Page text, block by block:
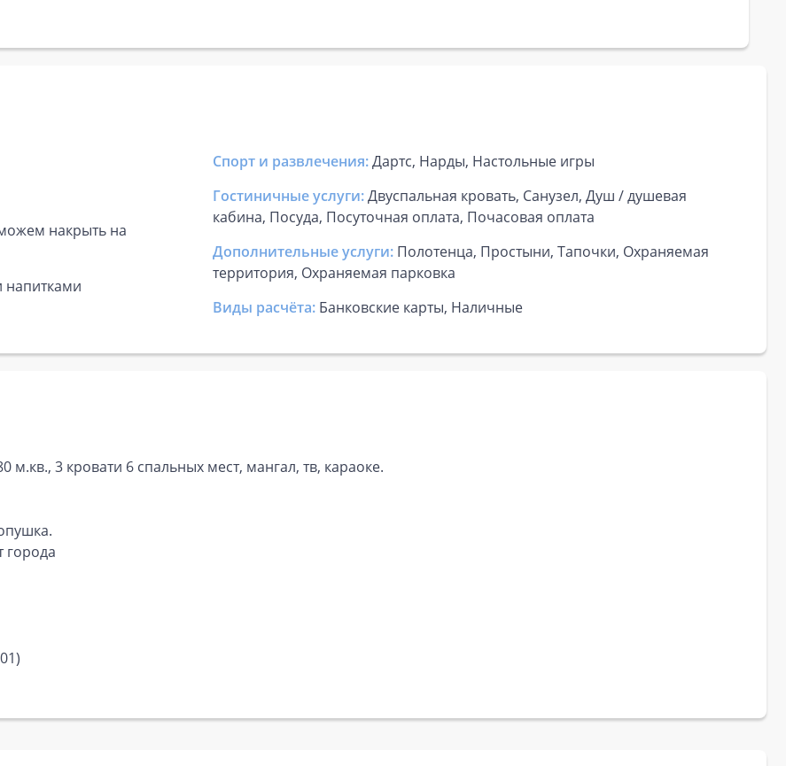
накрыть на
Спорт и развлечения:Дартс, Нарды, Настольные игры
Гостиничные услуги:Двуспальная кровать, Санузел, Душ / душевая
кабина, Посуда, Посуточная оплата, Почасовая оплата
Дополнительные услуги: Полотенца, Простыни, Тапочки, Охраняемая
территория, Охраняемая парковка
Виды расчёта: Банковские карты, Наличные
м.кв., 3 кровати 6 спальных мест, мангал, тв, караоке.
города